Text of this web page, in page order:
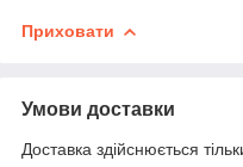
Приховати
Умови доставки
Доставка здійснюється